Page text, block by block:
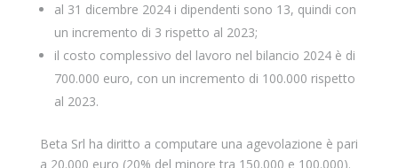
al 31 dicembre 2024 i dipendenti sono 13, quindi con
un incremento di 3 rispetto al 2023;
il costo complessivo del lavoro nel bilancio 2024 è di
700.000 euro, con un incremento di 100.000 rispetto
al 2023.
Beta Srl ha diritto a computare una agevolazione è pari
a 20.000 euro (20% del minore tra 150.000 e 100.000).